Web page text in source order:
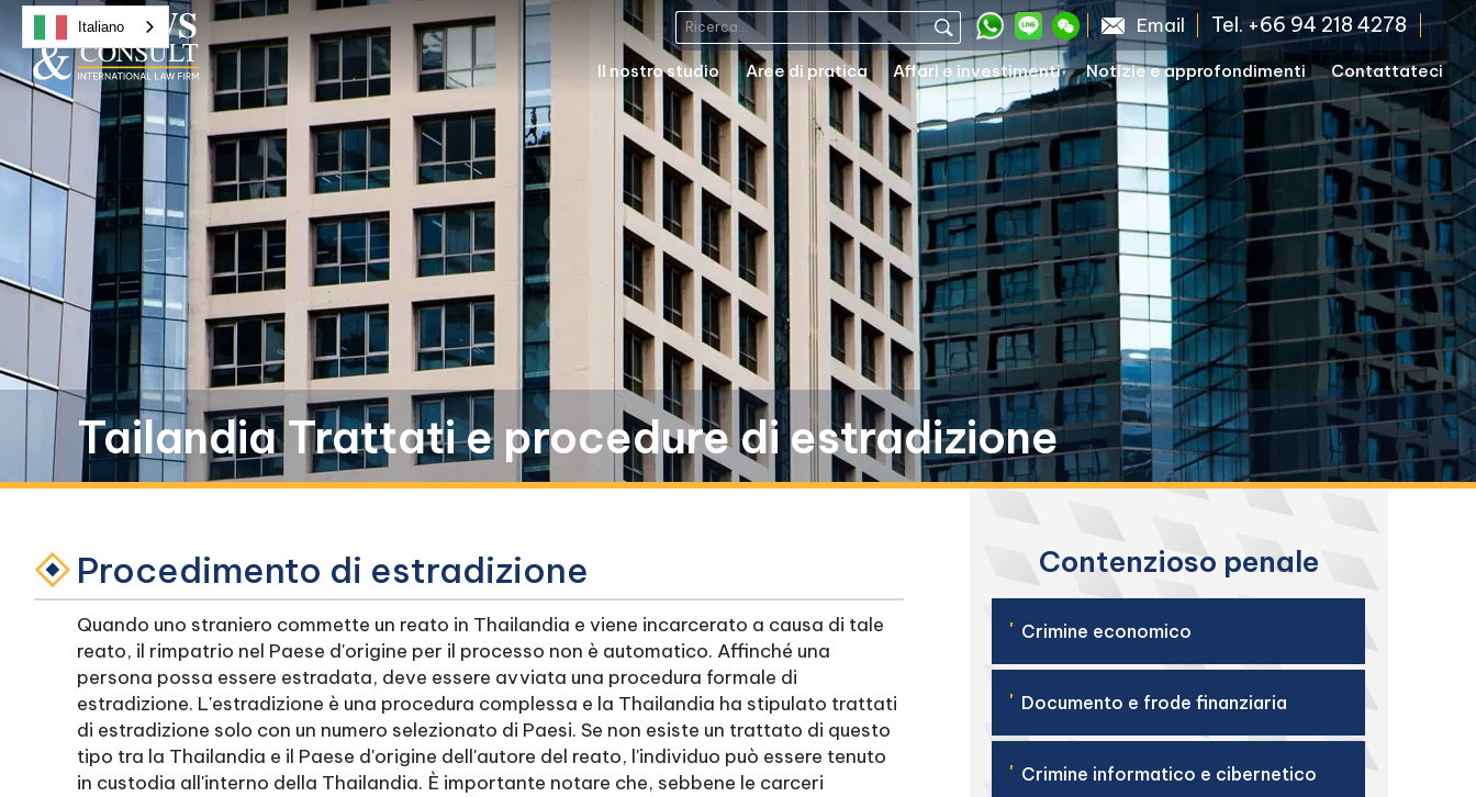
Email Tel. +66 94 218 4278
Il nostro studio Aree di pratica Affari e investimenti Notizie e approfondimenti Contattateci
Tailandia Trattati e procedure di estradizione
Procedimento di estradizione
Quando uno straniero commette un reato in Thailandia e viene incarcerato a causa di tale
reato, il rimpatrio nel Paese d'origine per il processo non è automatico. Affinché una
persona possa essere estradata, deve essere avviata una procedura formale di
estradizione. L'estradizione è una procedura complessa e la Thailandia ha stipulato trattati
di estradizione solo con un numero selezionato di Paesi. Se non esiste un trattato di questo
tipo tra la Thailandia e il Paese d'origine dell'autore del reato, l'individuo può essere tenuto
in custodia all'interno della Thailandia. È importante notare che, sebbene le carceri
Contenzioso penale
' Crimine economico
' Documento e frode finanziaria
' Crimine informatico e cibernetico
Italiano